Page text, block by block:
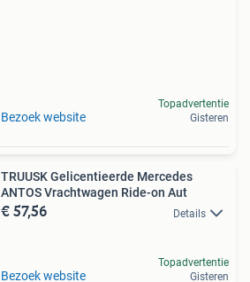
Bezoek website
Topadvertentie
Gisteren
TRUUSK Gelicentieerde Mercedes
ANTOS Vrachtwagen Ride-on Aut
€ 57,56 Details
Bezoek website
Topadvertentie
Gisteren